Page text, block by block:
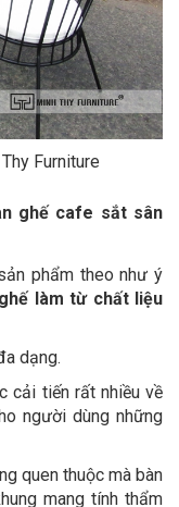
Furniture
ghế cafe sắt sân
phẩm theo như ý
làm từ chất liệu
dạng.
cải tiến rất nhiều về
người dùng những
quen thuộc mà bàn
mang tính thẩm